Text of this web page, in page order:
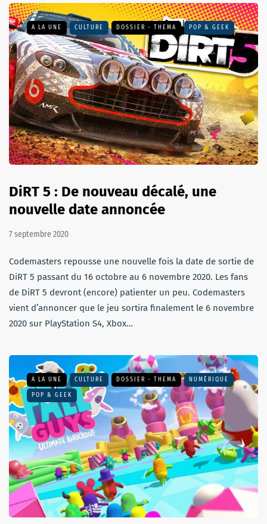
A LA UNE CULTURE DOSSIER - THEMA POP & GEEK
DiRT 5 : De nouveau décalé, une
nouvelle date annoncée
7 septembre 2020
Codemasters repousse une nouvelle fois la date de sortie de
DiRT 5 passant du 16 octobre au 6 novembre 2020. Les fans
de DiRT 5 devront (encore) patienter un peu. Codemasters
vient d’annoncer que le jeu sortira finalement le 6 novembre
2020 sur PlayStation S4, Xbox…
A LA UNE CULTURE DOSSIER - THEMA NUMÉRIQUE
POP & GEEK